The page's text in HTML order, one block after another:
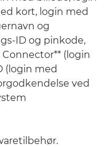
kort, login med
og
ID og pinkode,
(login
(login med
ved